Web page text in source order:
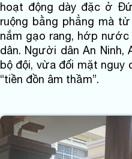
hoạt động dày đặc ở
ruộng bằng phẳng mà
nắm gạo rang, hớp
dân. Người dân An Ninh,
bộ đội, vừa đối mặt
“tiền đồn âm thầm”.